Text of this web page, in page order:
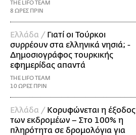
THE LIFO TEAM
8 ΩΡΕΣ ΠΡΙΝ
Ελλάδα / Γιατί οι Τούρκοι
συρρέουν στα ελληνικά νησιά; -
Δημοσιογράφος τουρκικής
εφημερίδας απαντά
THE LIFO TEAM
10 ΩΡΕΣ ΠΡΙΝ
Ελλάδα / Κορυφώνεται η έξοδος
των εκδρομέων – Στο 100% η
πληρότητα σε δρομολόγια για